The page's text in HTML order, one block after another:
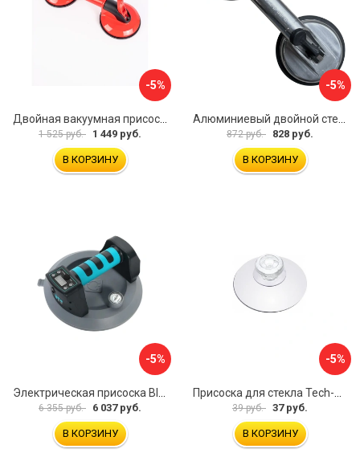
-5%
Двойная вакуумная присоска ARMA P620
1 525 руб. 1 449 руб.
В КОРЗИНУ
-5%
Алюминиевый двойной стеклодомкрат УправДом 4100002750
872 руб. 828 руб.
В КОРЗИНУ
-5%
6 355 руб. 6 037 руб.
В КОРЗИНУ
-5%
39 руб. 37 руб.
В КОРЗИНУ